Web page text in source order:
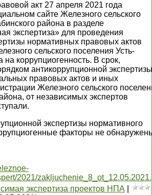
акт 27 апреля 2021 года
сайте Железного сельского
района в разделе
экспертиза» для проведения
нормативных правовых актов
сельского поселения Усть-
на коррупциогенность. В срок,
антикоррупционной экспертизы
правовых актов и иных
Железного сельского
от независимых экспертов
экспертизы нормативного
факторы не
2021/
экспертиза проектов НПА